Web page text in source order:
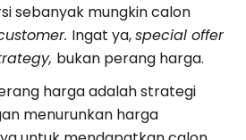
sebanyak mungkin calon
Ingat ya,special offer
bukan perang harga.
harga adalah strategi
menurunkan harga